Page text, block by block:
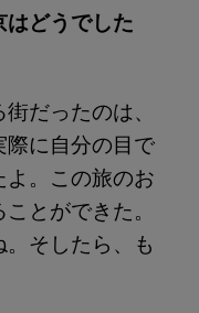
どうでした
だったのは、
に自分の目で
。この旅のお
とができた。
そしたら、も